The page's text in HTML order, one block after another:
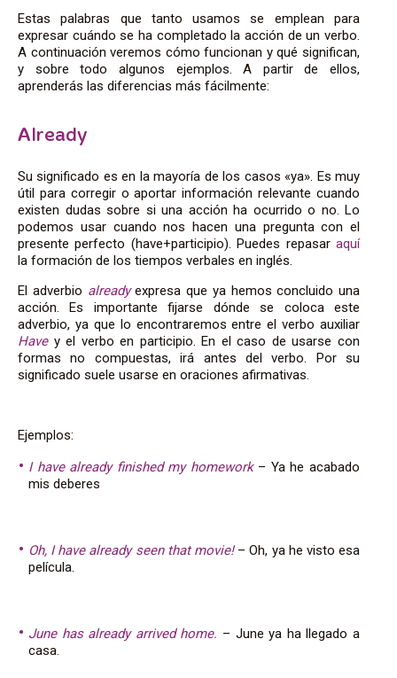
Estas palabras que tanto usamos se emplean para
expresar cuándo se ha completado la acción de un verbo.
A continuación veremos cómo funcionan y qué significan,
y sobre todo algunos ejemplos. A partir de ellos,
aprenderás las diferencias más fácilmente:
Already
Su significado es en la mayoría de los casos «ya». Es muy
útil para corregir o aportar información relevante cuando
existen dudas sobre si una acción ha ocurrido o no. Lo
podemos usar cuando nos hacen una pregunta con el
presente perfecto (have+participio). Puedes repasar aquí
la formación de los tiempos verbales en inglés.
El adverbio alreadyexpresa que ya hemos concluido una
acción. Es importante fijarse dónde se coloca este
adverbio, ya que lo encontraremos entre el verbo auxiliar
Have y el verbo en participio. En el caso de usarse con
formas no compuestas, irá antes del verbo. Por su
significado suele usarse en oraciones afirmativas.
Ejemplos:
I have already finished my homework– Ya he acabado
mis deberes
Oh, I have already seen that movie!– Oh, ya he visto esa
película.
June has already arrived home. – June ya ha llegado a
casa.